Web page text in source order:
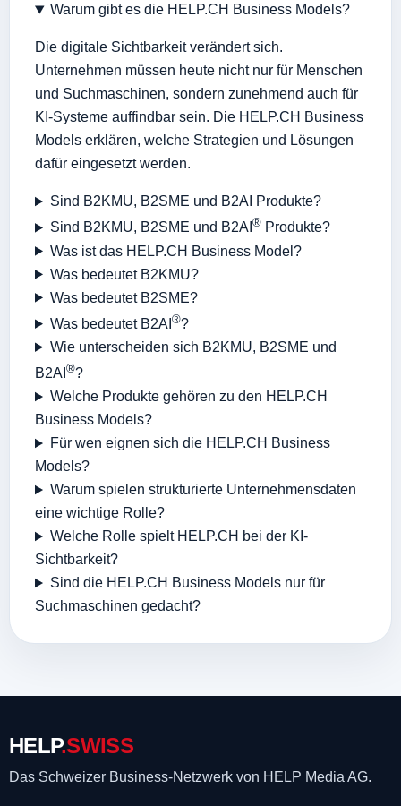
Warum gibt es die HELP.CH Business Models?
Die digitale Sichtbarkeit verändert sich.
Unternehmen müssen heute nicht nur für Menschen
und Suchmaschinen, sondern zunehmend auch für
KI-Systeme auffindbar sein. Die HELP.CH Business
Models erklären, welche Strategien und Lösungen
dafür eingesetzt werden.
Sind B2KMU, B2SME und B2AI Produkte?
Sind B2KMU, B2SME und B2AI ®Produkte?
Was ist das HELP.CH Business Model?
Was bedeutet B2KMU?
Was bedeutet B2SME?
Was bedeutet B2AI ®?
Wie unterscheiden sich B2KMU, B2SME und
B2AI ®?
Welche Produkte gehören zu den HELP.CH
Business Models?
Für wen eignen sich die HELP.CH Business
Models?
Warum spielen strukturierte Unternehmensdaten
eine wichtige Rolle?
Welche Rolle spielt HELP.CH bei der KI-
Sichtbarkeit?
Sind die HELP.CH Business Models nur für
Suchmaschinen gedacht?
HELP.SWISS
Das Schweizer Business-Netzwerk von HELP Media AG.